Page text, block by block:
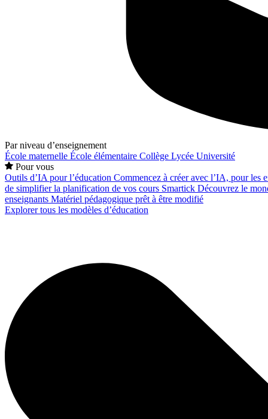
Par niveau d’enseignement
École maternelle École élémentaire Collège Lycée Université
Pour vous
Outils d’IA pour l’éducation Commencez à créer avec l’IA, pour les
de simplifier la planification de vos cours Smartick Découvrez le
enseignants Matériel pédagogique prêt à être modifié
Explorer tous les modèles d’éducation